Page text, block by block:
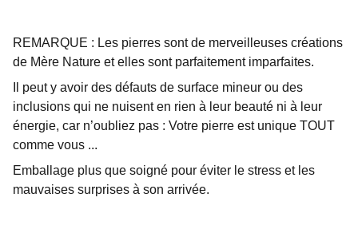
REMARQUE : Les pierres sont de merveilleuses créations
de Mère Nature et elles sont parfaitement imparfaites.
Il peut y avoir des défauts de surface mineur ou des
inclusions qui ne nuisent en rien à leur beauté ni à leur
énergie, car n’oubliez pas : Votre pierre est unique TOUT
comme vous ...
Emballage plus que soigné pour éviter le stress et les
mauvaises surprises à son arrivée.